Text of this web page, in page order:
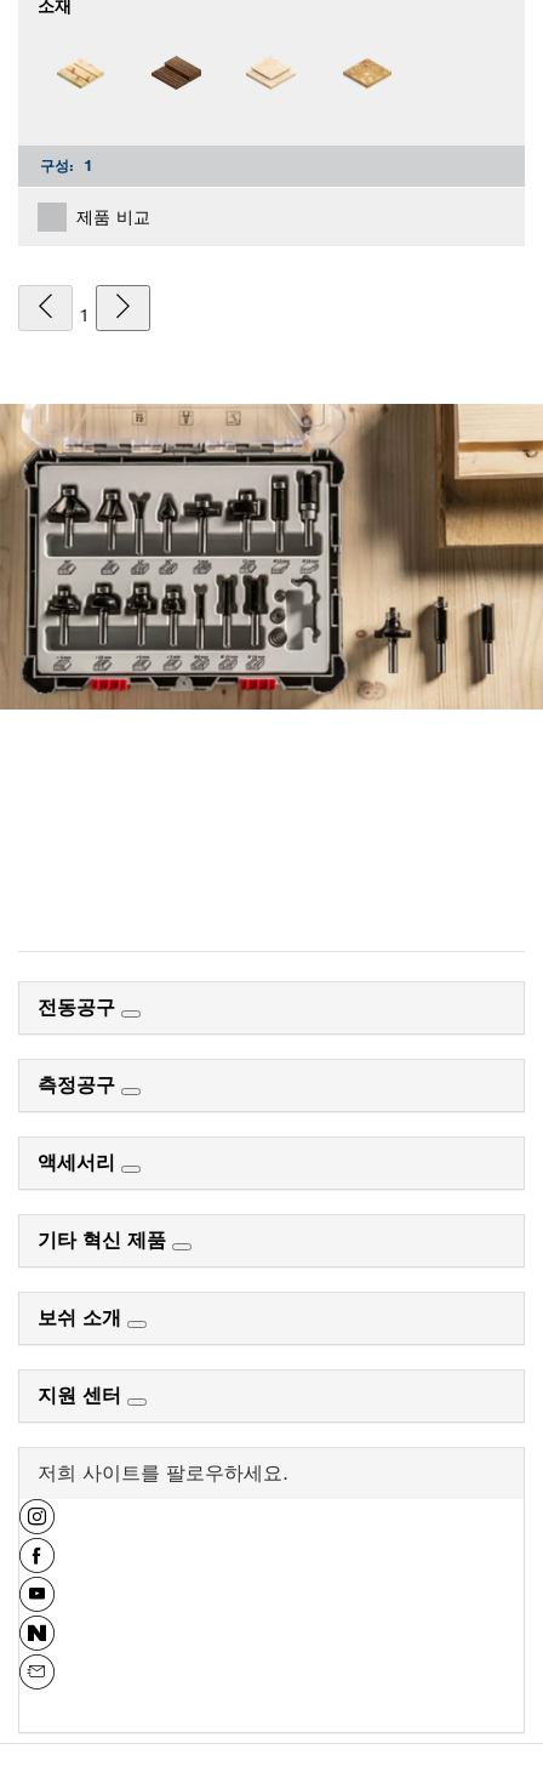
소재
구성: 1
제품 비교
1
전동공구
측정공구
액세서리
기타 혁신 제품
보쉬 소개
지원 센터
저희 사이트를 팔로우하세요.